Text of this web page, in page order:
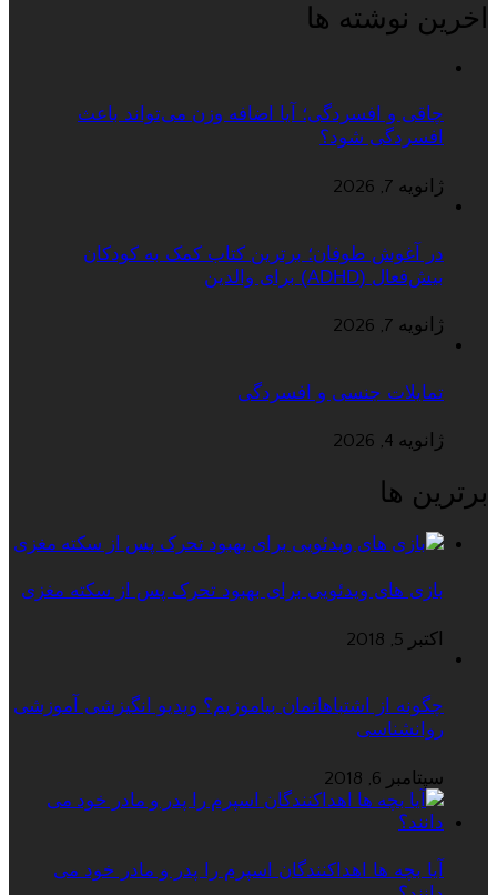
اخرین نوشته ها
چاقی و افسردگی؛ آیا اضافه وزن می‌تواند باعث
افسردگی شود؟
ژانویه 7, 2026
در آغوش طوفان؛ برترین کتاب کمک به کودکان
بیش‌فعال (ADHD) برای والدین
ژانویه 7, 2026
تمایلات جنسی و افسردگی
ژانویه 4, 2026
برترین ها
بازی های ویدئویی برای بهبود تحرک پس از سکته مغزی
اکتبر 5, 2018
چگونه از اشتباهاتمان بیاموزیم؟ ویدیو انگیزشی آموزشی
روانشناسی
سپتامبر 6, 2018
آیا بچه ها اهداکنندگان اسپرم را پدر و مادر خود می